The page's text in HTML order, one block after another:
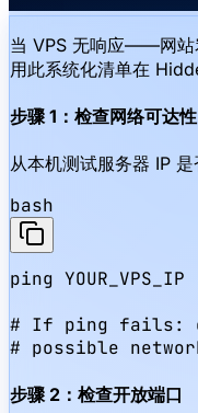
当 VPS 无响应——网
用此系统化清单在
步骤 1：检查网络可达性
从本机测试服务器 IP 是
bash
ping YOUR_VPS_IP
# If ping fails:
# possible
步骤 2：检查开放端口